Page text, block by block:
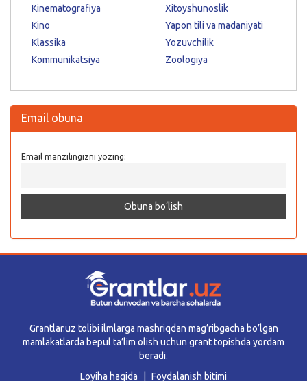
Kinematografiya
Kino
Klassika
Kommunikatsiya
Xitoyshunoslik
Yapon tili va madaniyati
Yozuvchilik
Zoologiya
Email obuna
Email manzilingizni yozing:
Grantlar.uz tolibi ilmlarga mashriqdan mag’ribgacha bo’lgan
mamlakatlarda bepul ta’lim olish uchun grant topishda yordam
beradi.
Loyiha haqida
Foydalanish bitimi